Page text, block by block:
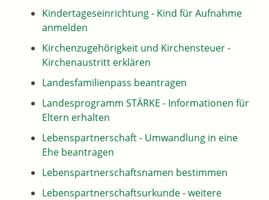
Kindertageseinrichtung - Kind für Aufnahme
anmelden
Kirchenzugehörigkeit und Kirchensteuer -
Kirchenaustritt erklären
Landesfamilienpass beantragen
Landesprogramm STÄRKE - Informationen für
Eltern erhalten
Lebenspartnerschaft - Umwandlung in eine
Ehe beantragen
Lebenspartnerschaftsnamen bestimmen
Lebenspartnerschaftsurkunde - weitere